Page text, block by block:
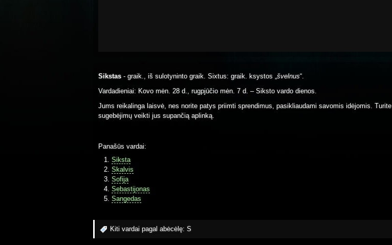
Sikstas - graik., iš sulotyninto graik. Sixtus: graik. ksystos „ švelnus“.
Vardadieniai: Kovo mėn. 28 d., rugpjūčio mėn. 7 d. – Siksto vardo dienos.
Jums reikalinga laisvė, nes norite patys priimti sprendimus, pasikliaudami savomis idėjomis. Turite
sugebėjimų veikti jus supančią aplinką.
Panašūs vardai:
Siksta
Skalvis
Sofija
Sebastijonas
Sangedas
Kiti vardai pagal abėcėlę: S